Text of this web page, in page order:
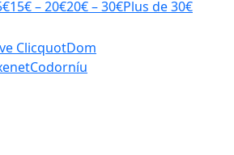
15€ – 20€20€ – 30€Plus de 30€
ClicquotDom
Codorníu